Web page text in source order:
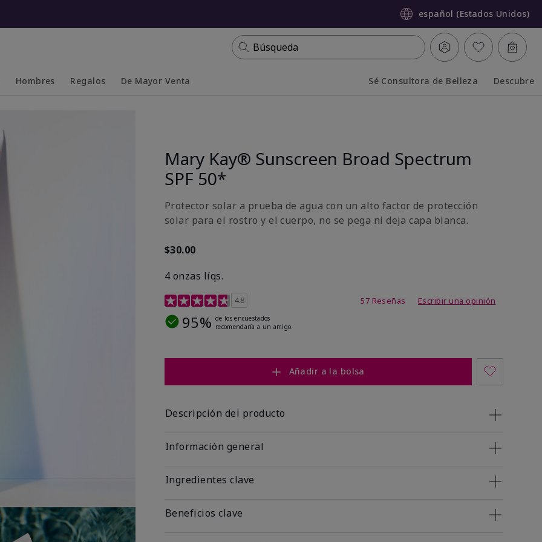
español (Estados Unidos)
Búsqueda
Hombres Regalos De Mayor Venta Sé Consultora de Belleza Descubre
Mary Kay® Sunscreen Broad Spectrum
SPF 50*
Protector solar a prueba de agua con un alto factor de protección
solar para el rostro y el cuerpo, no se pega ni deja capa blanca.
$30.00
4 onzas líqs.
Calificación de clientes de 4,2 de 5
4.8 57 Reseñas Escribir una opinión
95% de los encuestados
recomendaría a un amigo.
Añadir a la bolsa
Descripción del producto
Información general
Ingredientes clave
Beneficios clave